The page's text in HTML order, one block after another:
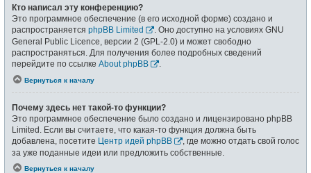
Кто написал эту конференцию?
Это программное обеспечение (в его исходной форме) создано и
распространяется phpBB Limited
. Оно доступно на условиях GNU
General Public Licence, версии 2 (GPL-2.0) и может свободно
распространяться. Для получения более подробных сведений
перейдите по ссылке About phpBB .
Вернуться к началу
Почему здесь нет такой-то функции?
Это программное обеспечение было создано и лицензировано phpBB
Limited. Если вы считаете, что какая-то функция должна быть
добавлена, посетите Центр идей phpBB
, где можно отдать свой голос
за уже поданные идеи или предложить собственные.
Вернуться к началу